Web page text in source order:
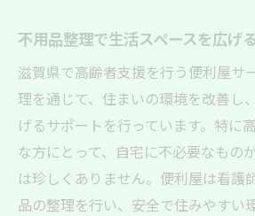
高齢者同士の交流を促すサ
家族との連携を重視したサ
心の健康を支えるメンタル
不用品整理で生活スペースを広げる
滋賀県で高齢者支援を行う便利屋サ
理を通じて、住まいの環境を改善し
げるサポートを行っています。特に
な方にとって、自宅に不必要なもの
は珍しくありません。便利屋は看護
品の整理を行い、安全で住みやすい